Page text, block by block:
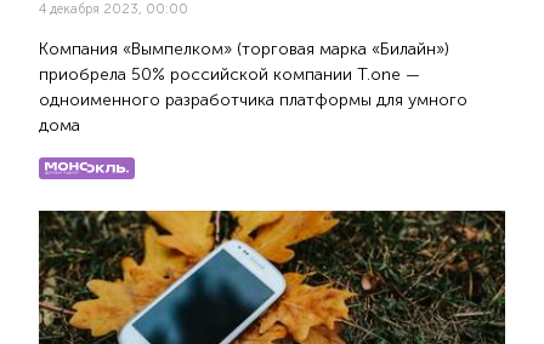
4 декабря 2023, 00:00
Компания «Вымпелком» (торговая марка «Билайн»)
приобрела 50% российской компании T.one —
одноименного разработчика платформы для умного
дома